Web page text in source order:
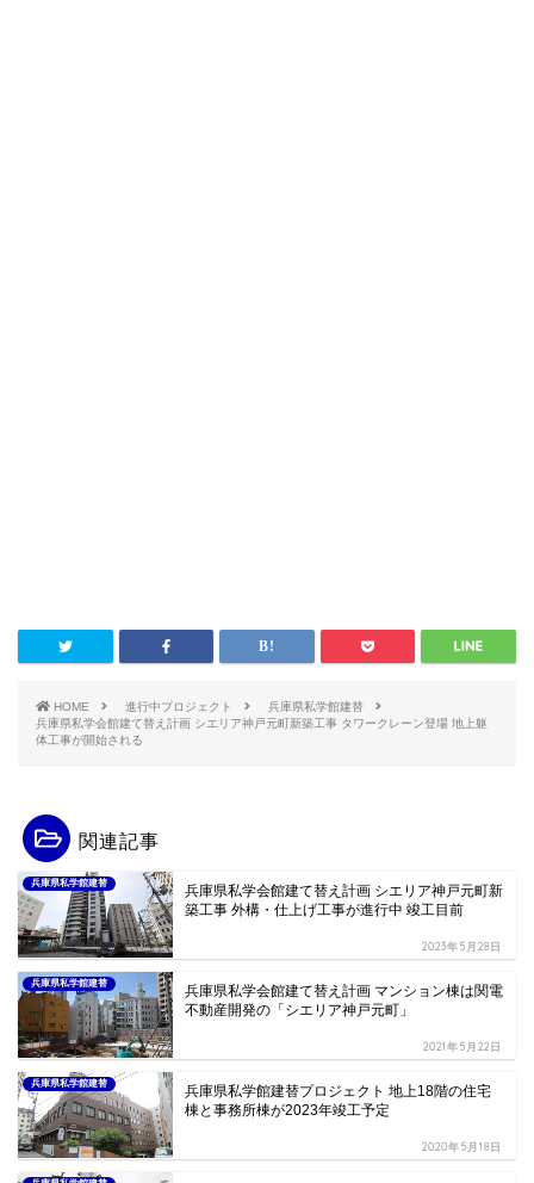
HOME 進行中プロジェクト
兵庫県私学館建替
兵庫県私学会館建て替え計画 シエリア神戸元町新築工事 タワークレーン登場 地上躯
体工事が開始される
関連記事
兵庫県私学館建替
兵庫県私学会館建て替え計画 シエリア神戸元町新
築工事 外構・仕上げ工事が進行中 竣工目前
2023年5月28日
兵庫県私学館建替
兵庫県私学会館建て替え計画 マンション棟は関電
不動産開発の「シエリア神戸元町」
2021年5月22日
兵庫県私学館建替
兵庫県私学館建替プロジェクト 地上18階の住宅
棟と事務所棟が2023年竣工予定
2020年5月18日